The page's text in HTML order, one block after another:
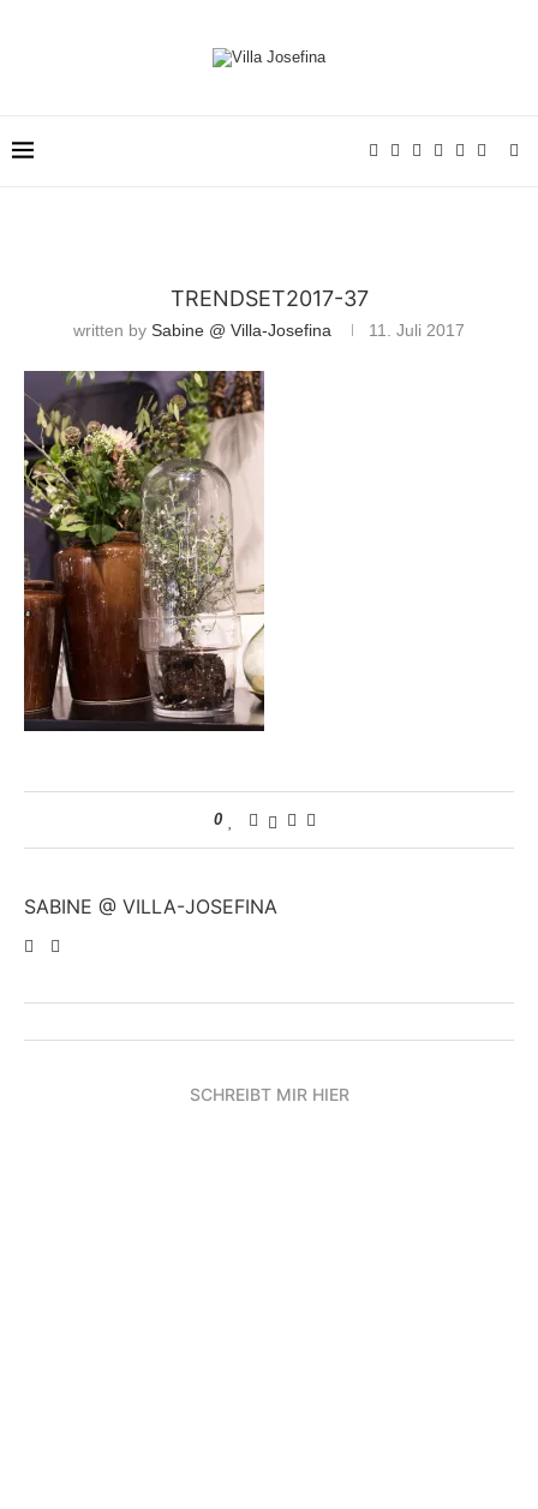
TRENDSET2017-37
written by Sabine @ Villa-Josefina 11. Juli 2017
0
SABINE @ VILLA-JOSEFINA
SCHREIBT MIR HIER